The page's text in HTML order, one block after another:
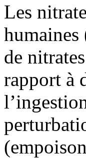
Les
de
rapport à